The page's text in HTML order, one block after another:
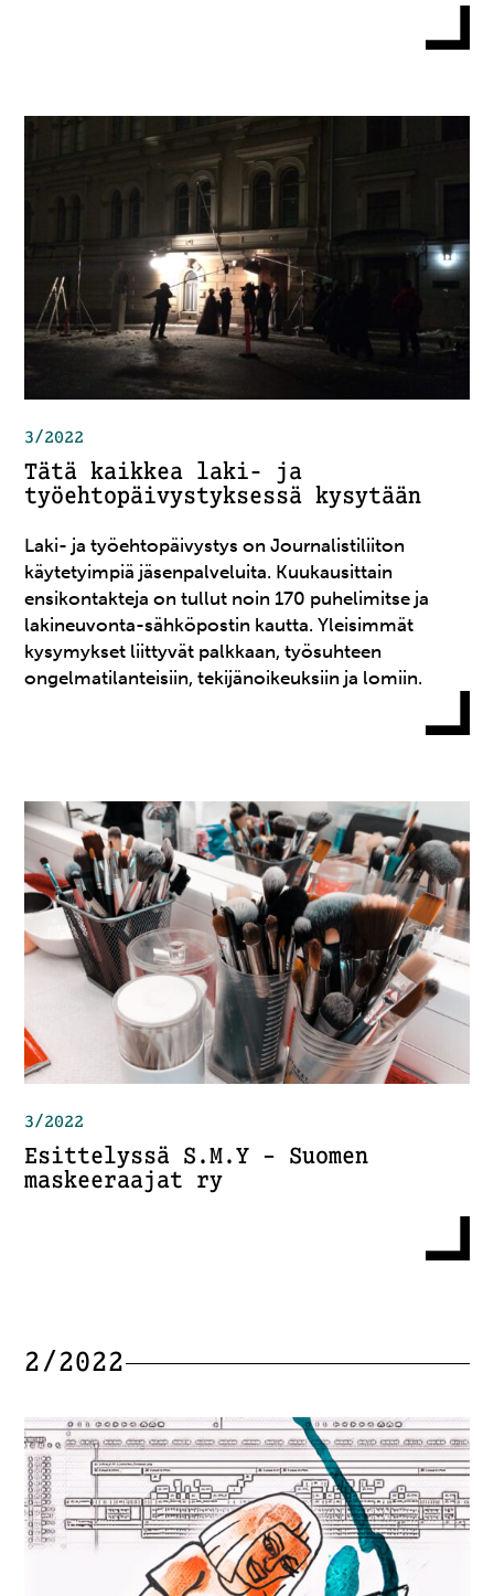
3/2022
Tätä kaikkea laki- ja
työehtopäivystyksessä kysytään
Laki- ja työehtopäivystys on Journalistiliiton
käytetyimpiä jäsenpalveluita. Kuukausittain
ensikontakteja on tullut noin 170 puhelimitse ja
lakineuvonta-sähköpostin kautta. Yleisimmät
kysymykset liittyvät palkkaan, työsuhteen
ongelmatilanteisiin, tekijänoikeuksiin ja lomiin.
3/2022
Esittelyssä S.M.Y – Suomen
maskeeraajat ry
2/2022